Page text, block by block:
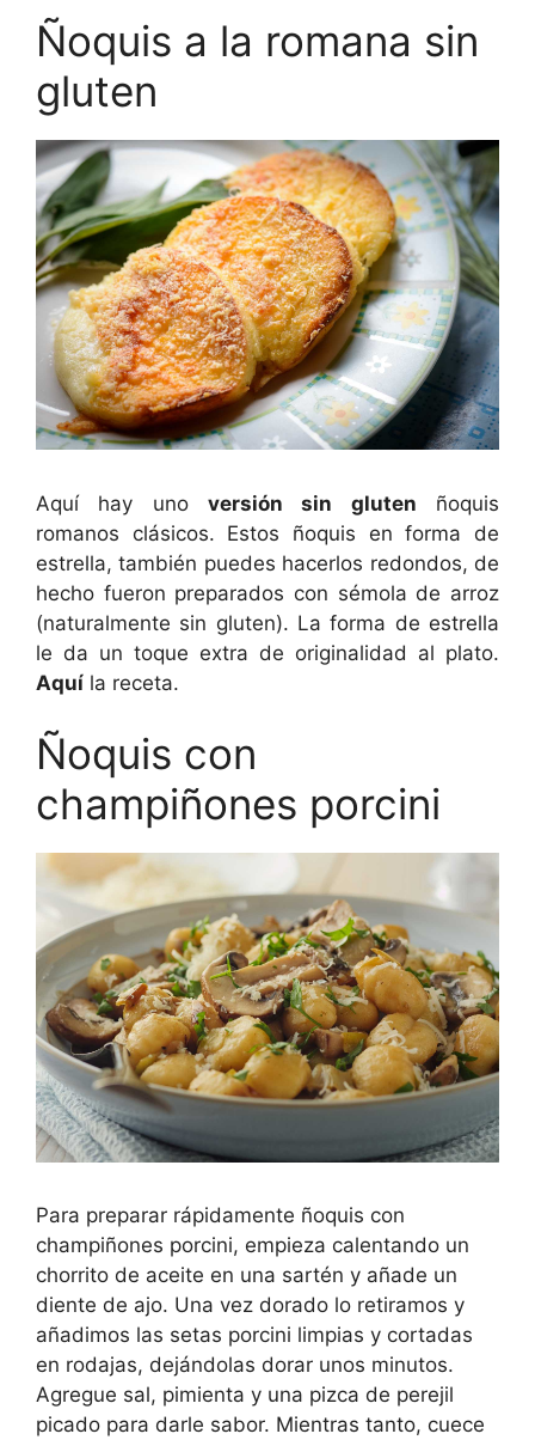
Ñoquis a la romana sin
gluten
Aquí hay uno versión sin gluten ñoquis
romanos clásicos. Estos ñoquis en forma de
estrella, también puedes hacerlos redondos, de
hecho fueron preparados con sémola de arroz
(naturalmente sin gluten). La forma de estrella
le da un toque extra de originalidad al plato.
Aquí la receta.
Ñoquis con
champiñones porcini
Para preparar rápidamente ñoquis con
champiñones porcini, empieza calentando un
chorrito de aceite en una sartén y añade un
diente de ajo. Una vez dorado lo retiramos y
añadimos las setas porcini limpias y cortadas
en rodajas, dejándolas dorar unos minutos.
Agregue sal, pimienta y una pizca de perejil
picado para darle sabor. Mientras tanto, cuece